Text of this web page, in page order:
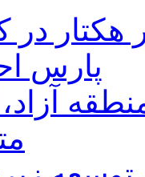
هکتار
پارس